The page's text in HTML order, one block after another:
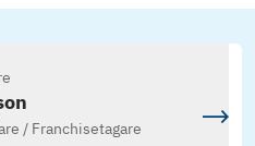
/ Franchisetagare